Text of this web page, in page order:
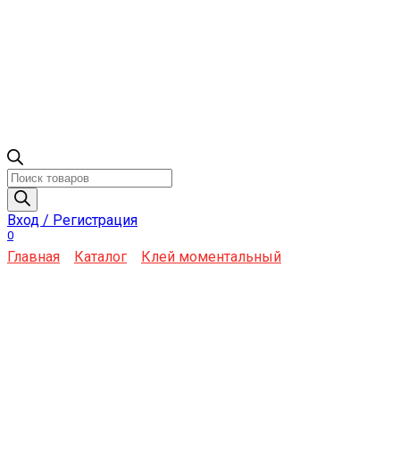
Поиск
товаров
Вход / Регистрация
0
Главная Каталог Клей моментальный